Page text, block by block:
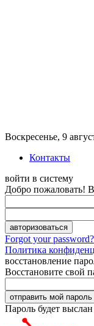
Воскресенье, 9
Контакты
войти в систему
Добро пожаловать!
Forgot your
Политика
восстановление
Восстановите свой
Пароль будет